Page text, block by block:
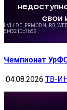
Чемпионат
04.08.2026 ТВ-ИН